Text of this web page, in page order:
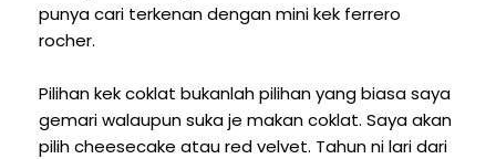
punya cari terkenan dengan mini kek ferrero
rocher.
Pilihan kek coklat bukanlah pilihan yang biasa saya
gemari walaupun suka je makan coklat. Saya akan
pilih cheesecake atau red velvet. Tahun ni lari dari